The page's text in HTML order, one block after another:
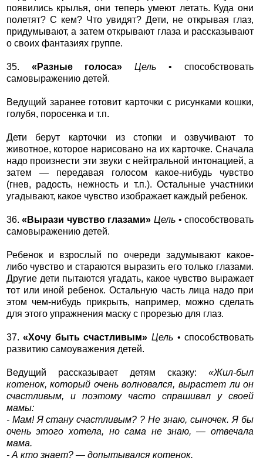
появились крылья, они теперь умеют летать. Куда они
полетят? С кем? Что увидят? Дети, не открывая глаз,
придумывают, а затем открывают глаза и рассказывают
о своих фантазиях группе.
35. «Разные голоса» Цель • способствовать
самовыражению детей.
Ведущий заранее готовит карточки с рисунками кошки,
голубя, поросенка и т.п.
Дети берут карточки из стопки и озвучивают то
животное, которое нарисовано на их карточке. Сначала
надо произнести эти звуки с нейтральной интонацией, а
затем — передавая голосом какое-нибудь чувство
(гнев, радость, нежность и т.п.). Остальные участники
угадывают, какое чувство изображает каждый ребенок.
36.«Вырази чувство глазами» Цель• способствовать
самовыражению детей.
Ребенок и взрослый по очереди задумывают какое-
либо чувство и стараются выразить его только глазами.
Другие дети пытаются угадать, какое чувство выражает
тот или иной ребенок. Остальную часть лица надо при
этом чем-нибудь прикрыть, например, можно сделать
для этого упражнения маску с прорезью для глаз.
37.«Хочу быть счастливым» Цель• способствовать
развитию самоуважения детей.
Ведущий рассказывает детям сказку:«Жил-был
котенок, который очень волновался, вырастет ли он
счастливым, и поэтому часто спрашивал у своей
мамы:
- Мам! Я стану счастливым? ? Не знаю, сыночек. Я бы
очень этого хотела, но сама не знаю, — отвечала
мама.
- А кто знает? — допытывался котенок.